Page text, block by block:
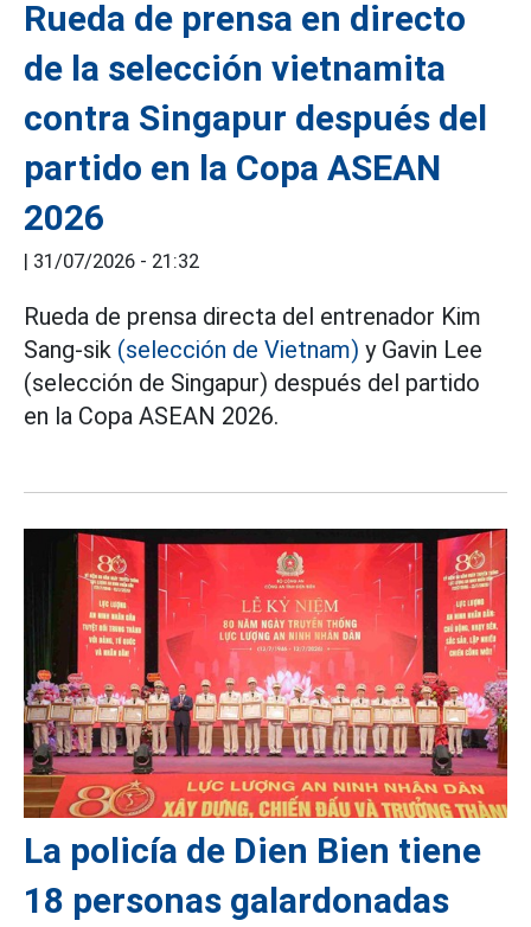
Rueda de prensa en directo
de la selección vietnamita
contra Singapur después del
partido en la Copa ASEAN
2026
31/07/2026 - 21:32
Rueda de prensa directa del entrenador Kim
Sang-sik (selección de Vietnam) y Gavin Lee
(selección de Singapur) después del partido
en la Copa ASEAN 2026.
La policía de Dien Bien tiene
18 personas galardonadas